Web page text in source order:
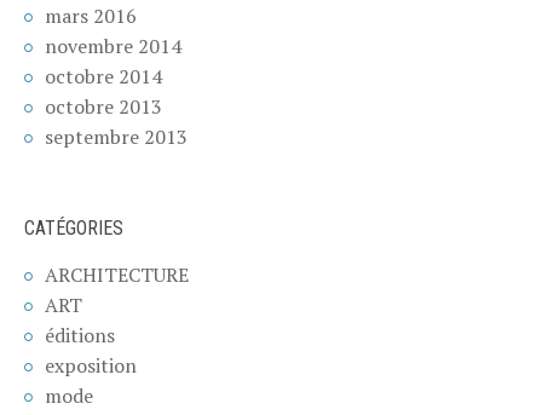
mars 2016
novembre 2014
octobre 2014
octobre 2013
septembre 2013
CATÉGORIES
ARCHITECTURE
ART
éditions
exposition
mode